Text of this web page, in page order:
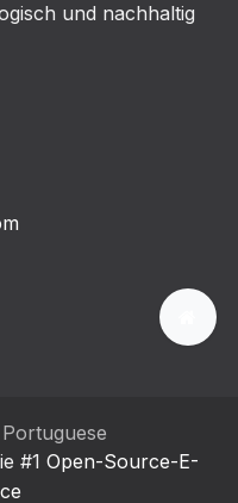
und nachhaltig
#1Open-Source-E-